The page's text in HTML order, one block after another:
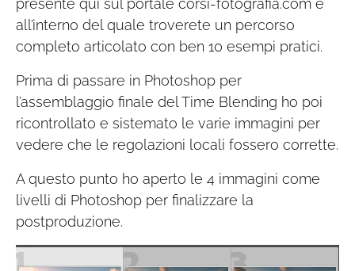
presente qui sul portale corsi-fotografia.com e
all’interno del quale troverete un percorso
completo articolato con ben 10 esempi pratici.
Prima di passare in Photoshop per
l’assemblaggio finale del Time Blending ho poi
ricontrollato e sistemato le varie immagini per
vedere che le regolazioni locali fossero corrette.
A questo punto ho aperto le 4 immagini come
livelli di Photoshop per finalizzare la
postproduzione.